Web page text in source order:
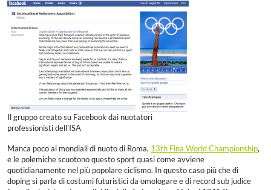
Il gruppo creato su Facebook dai nuotatori
professionisti dell'ISA
Manca poco ai mondiali di nuoto di Roma, 13th Fina World Championship,
e le polemiche scuotono questo sport quasi come avviene
quotidianamente nel più popolare ciclismo. In questo caso più che di
doping si parla di costumi futuristici da omologare e di record sub judice